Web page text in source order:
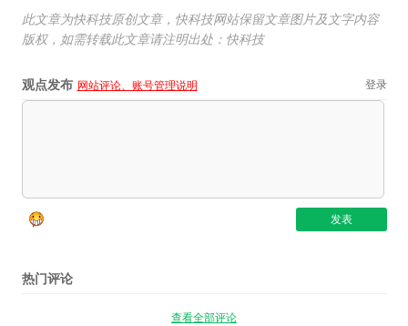
此文章为快科技原创文章，快科技网站保留文章图片及文字内容
版权，如需转载此文章请注明出处：快科技
观点发布 网站评论、账号管理说明 登录
热门评论
查看全部评论